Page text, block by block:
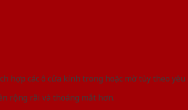
các ô cửa kính trong hoặc mờ tùy theo yêu
rộng rãi và thoáng mắt hơn.